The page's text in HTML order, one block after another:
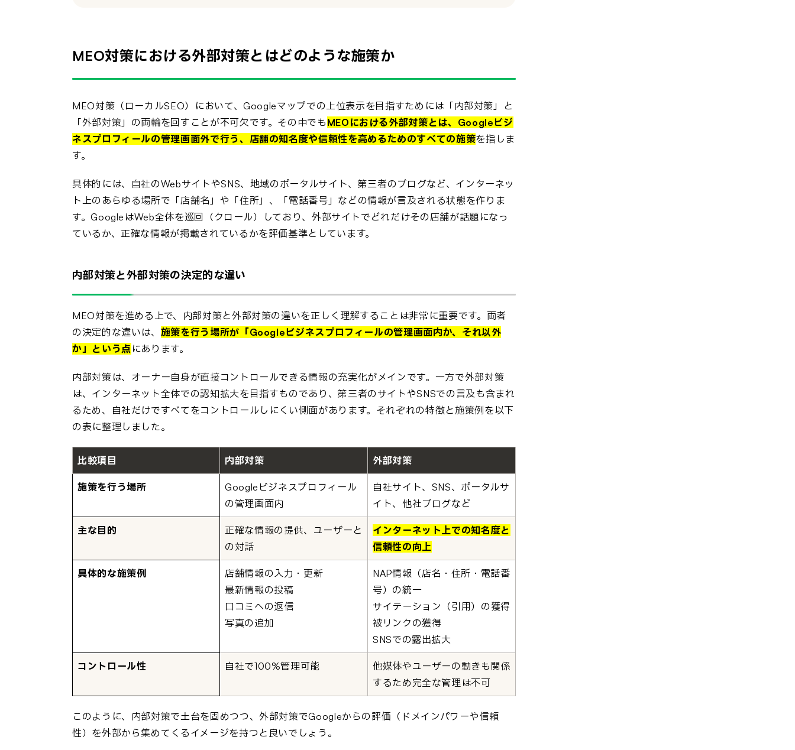
MEO対策における外部対策とはどのような施策か
MEO対策（ローカルSEO）において、Googleマップでの上位表示を目指すためには「内部対策」と
「外部対策」の両輪を回すことが不可欠です。その中でも MEOにおける外部対策とは、Googleビジ
ネスプロフィールの管理画面外で行う、店舗の知名度や信頼性を高めるためのすべての施策を指しま
す。
具体的には、自社のWebサイトやSNS、地域のポータルサイト、第三者のブログなど、インターネッ
ト上のあらゆる場所で「店舗名」や「住所」、「電話番号」などの情報が言及される状態を作りま
す。GoogleはWeb全体を巡回（クロール）しており、外部サイトでどれだけその店舗が話題になっ
ているか、正確な情報が掲載されているかを評価基準としています。
内部対策と外部対策の決定的な違い
MEO対策を進める上で、内部対策と外部対策の違いを正しく理解することは非常に重要です。両者
の決定的な違いは、 施策を行う場所が「Googleビジネスプロフィールの管理画面内か、それ以外
か」という点 にあります。
内部対策は、オーナー自身が直接コントロールできる情報の充実化がメインです。一方で外部対策
は、インターネット全体での認知拡大を目指すものであり、第三者のサイトやSNSでの言及も含まれ
るため、自社だけですべてをコントロールしにくい側面があります。それぞれの特徴と施策例を以下
の表に整理しました。
比較項目 内部対策 外部対策
施策を行う場所
Googleビジネスプロフィール
の管理画面内
自社サイト、SNS、ポータルサ
イト、他社ブログなど
主な目的
正確な情報の提供、ユーザーと
の対話
インターネット上での知名度と
信頼性の向上
具体的な施策例
店舗情報の入力・更新
最新情報の投稿
口コミへの返信
写真の追加
NAP情報（店名・住所・電話番
号）の統一
サイテーション（引用）の獲得
被リンクの獲得
SNSでの露出拡大
コントロール性 自社で100%管理可能
他媒体やユーザーの動きも関係
するため完全な管理は不可
このように、内部対策で土台を固めつつ、外部対策でGoogleからの評価（ドメインパワーや信頼
性）を外部から集めてくるイメージを持つと良いでしょう。